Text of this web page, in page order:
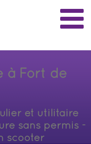
à Fort de
et utilitaire
sans permis -
scooter